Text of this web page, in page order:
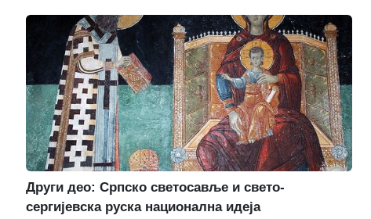
Други део: Српско светосавље и свето-
сергијевска руска национална идеја